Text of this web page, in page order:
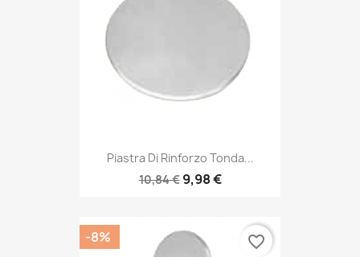
Piastra Di Rinforzo Tonda...
10,84 € 9,98 €
-8% favorite_border